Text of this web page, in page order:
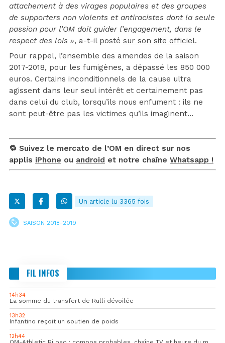
attachement à des virages populaires et des groupes
de supporters non violents et antiracistes dont la seule
passion pour l’OM doit guider l’engagement, dans le
respect des lois », a-t-il posté sur son site officiel.
Pour rappel, l’ensemble des amendes de la saison
2017-2018, pour les fumigènes, a dépassé les 850 000
euros. Certains inconditionnels de la cause ultra
agissent dans leur seul intérêt et certainement pas
dans celui du club, lorsqu’ils nous enfument : ils ne
sont peut-être pas les victimes qu’ils imaginent…
🔁 Suivez le mercato de l’OM en direct sur nos
applis iPhone ou android et notre chaîne Whatsapp !
Un article lu 3365 fois
SAISON 2018-2019
FIL INFOS
14h34
La somme du transfert de Rulli dévoilée
13h32
Infantino reçoit un soutien de poids
12h44